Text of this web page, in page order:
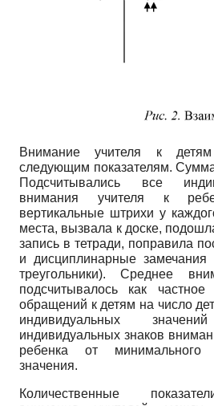
Внимание учителя к
следующим показателям.
Подсчитывались все
внимания учителя к
вертикальные штрихи у
места, вызвала к доске,
запись в тетради, поправила
и дисциплинарные
треугольники). Среднее
подсчитывалось как
обращений к детям на число
индивидуальных
индивидуальных знаков
ребенка от минимального
значения.
Количественные